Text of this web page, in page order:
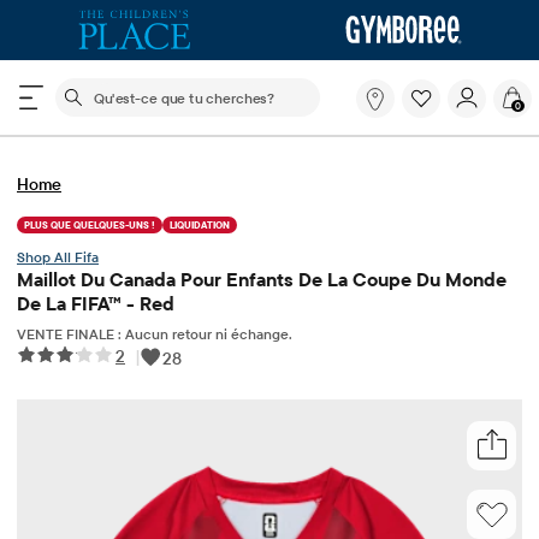
Le champ de recherche ci-dessous filtre les
Qu'est-
que
0
Home
PLUS QUE QUELQUES-UNS ! LIQUIDATION
Fifa
Maillot Du Canada Pour Enfants De La Coupe Du Monde
De La FIFA™ - Red
VENTE FINALE : Aucun retour ni échange.
2 | 28